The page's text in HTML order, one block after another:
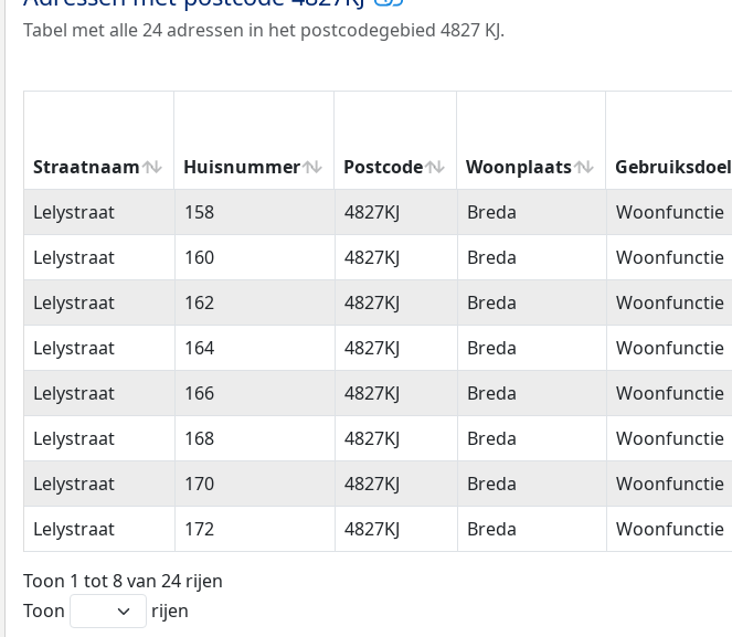
Tabel met alle 24 adressen in het postcodegebied 4827 KJ.
Straatnaam Huisnummer Postcode Woonplaats Gebruiksdoel
Straatnaam
Huisnummer Postcode Woonplaats Gebruiksdoel
Lelystraat 158 4827KJ Breda Woonfunctie
Lelystraat
160 4827KJ Breda Woonfunctie
Lelystraat
162 4827KJ Breda Woonfunctie
Lelystraat
164 4827KJ Breda Woonfunctie
Lelystraat
166 4827KJ Breda Woonfunctie
Lelystraat
168 4827KJ Breda Woonfunctie
Lelystraat
170 4827KJ Breda Woonfunctie
Lelystraat
172 4827KJ Breda Woonfunctie
Toon 1 tot 8 van 24 rijen
Toon
rijen